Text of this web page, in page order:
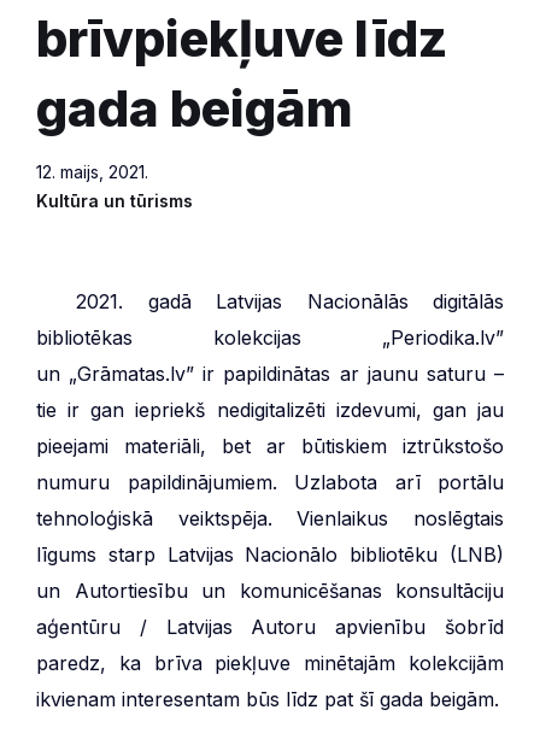
brīvpiekļuve līdz
gada beigām
12. maijs, 2021.
Kultūra un tūrisms
2021. gadā Latvijas Nacionālās digitālās
bibliotēkas kolekcijas „Periodika.lv”
un „Grāmatas.lv” ir papildinātas ar jaunu saturu –
tie ir gan iepriekš nedigitalizēti izdevumi, gan jau
pieejami materiāli, bet ar būtiskiem iztrūkstošo
numuru papildinājumiem. Uzlabota arī portālu
tehnoloģiskā veiktspēja. Vienlaikus noslēgtais
līgums starp Latvijas Nacionālo bibliotēku (LNB)
un Autortiesību un komunicēšanas konsultāciju
aģentūru / Latvijas Autoru apvienību šobrīd
paredz, ka brīva piekļuve minētajām kolekcijām
ikvienam interesentam būs līdz pat šī gada beigām.